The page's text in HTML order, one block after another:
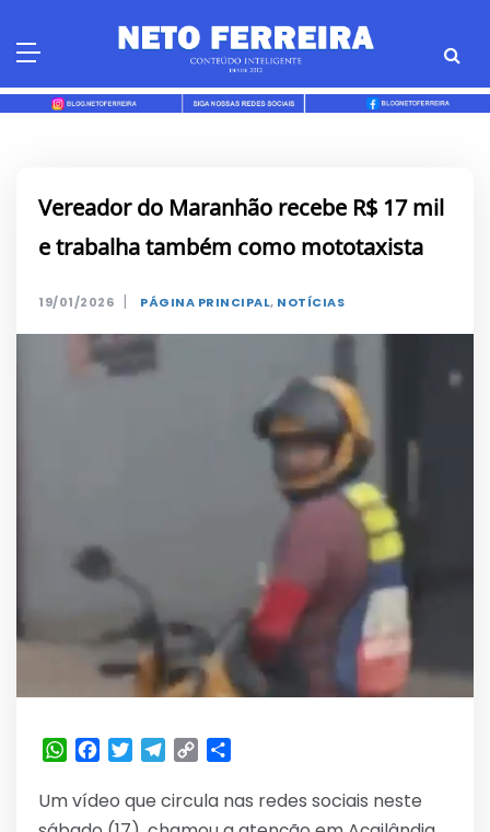
Vereador do Maranhão recebe R$ 17 mil
e trabalha também como mototaxista
19/01/2026 | PÁGINA PRINCIPAL, NOTÍCIAS
WhatsApp
Facebook
TwitterTelegram
Copy
Um vídeo que circula nas redes sociais neste